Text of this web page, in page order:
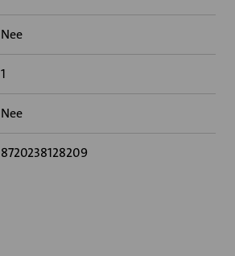
Nee
1
Nee
8720238128209